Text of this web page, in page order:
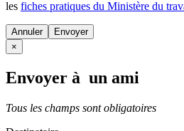
les fiches pratiques du Ministère du
Annuler
×
Envoyer à un ami
Tous les champs sont obligatoires